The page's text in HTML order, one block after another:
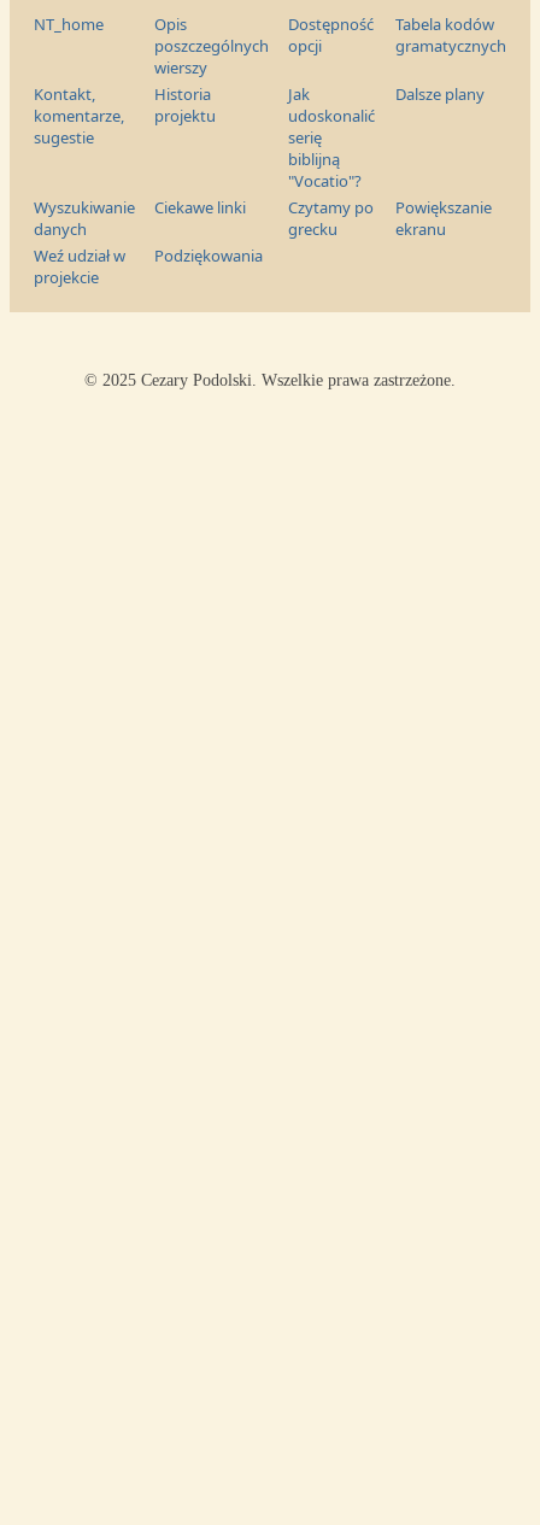
NT_home
Opis
poszczególnych
wierszy
Dostępność
opcji
Tabela kodów
gramatycznych
Kontakt,
komentarze,
sugestie
Historia
projektu
Jak
udoskonalić
serię
biblijną
"Vocatio"?
Dalsze plany
Wyszukiwanie
danych
Ciekawe linki
Czytamy po
grecku
Powiększanie
ekranu
Weź udział w
projekcie
Podziękowania
© 2025 Cezary Podolski. Wszelkie prawa zastrzeżone.